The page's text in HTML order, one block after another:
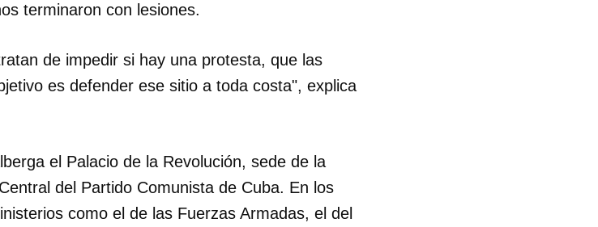
terminaron con lesiones.
de impedir si hay una protesta, que las
es defender ese sitio a toda costa", explica
el Palacio de la Revolución, sede de la
del Partido Comunista de Cuba. En los
como el de las Fuerzas Armadas, el del